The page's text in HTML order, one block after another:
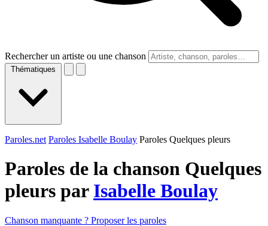
Rechercher un artiste ou une chanson
Thématiques
Paroles.net Paroles Isabelle Boulay Paroles Quelques pleurs
Paroles de la chanson Quelques
pleurs par Isabelle Boulay
Chanson manquante ? Proposer les paroles